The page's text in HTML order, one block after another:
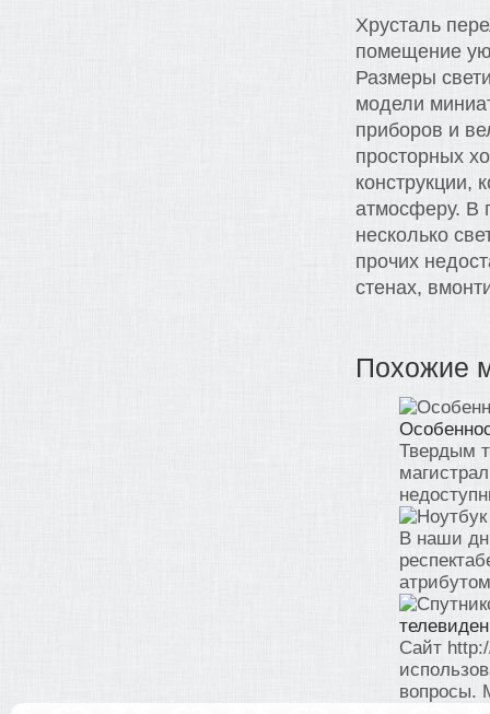
Хрусталь
помещение
Размеры
модели
приборов и
просторных
конструкции,
атмосферу. В
несколько
прочих
стенах,
Похожие
Твердым
В наши
Сайт
вопросы.